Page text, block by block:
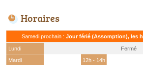
Horaires
Samedi prochain : Jour férié (Assomption), les
Lundi
Fermé
Mardi
12h - 14h